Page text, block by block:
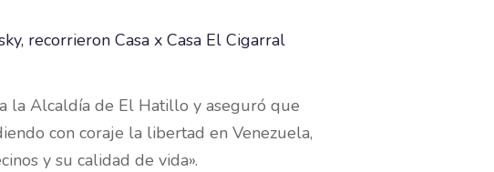
la Alcaldía de El Hatillo y aseguró que
con coraje la libertad en Venezuela,
y su calidad de vida».